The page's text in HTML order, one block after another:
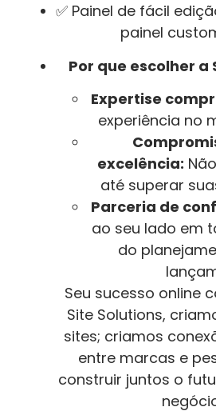
✅ Painel de fácil
painel
Por que escolher a
Expertise
experiência no
excelência:
até superar
Parceria de
ao seu lado em
do
Seu sucesso online
Site Solutions,
sites; criamos
entre marcas e
construir juntos o